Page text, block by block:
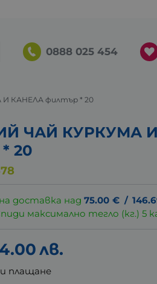
0888 025 454
КАНЕЛА филтър * 20
ЧАЙ КУРКУМА
20
доставка над75.00 € /
максимално тегло (кг.) 5
лв.
плащане